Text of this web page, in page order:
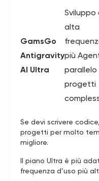
GamsGo
Antigravity
AI Ultra
Sviluppo
alta
più
parallelo
progetti
Se devi scrivere
progetti per molto
migliore.
Il piano Ultra è più
frequenza d’uso più